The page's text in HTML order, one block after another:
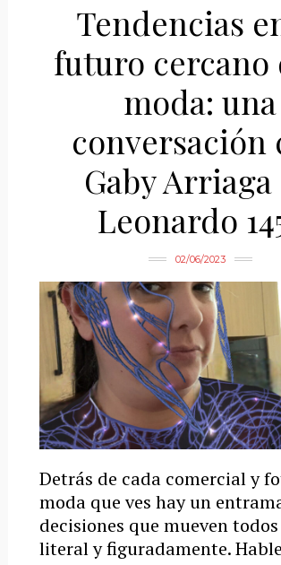
Tendencias
futuro cercano
moda: una
conversación
Gaby Arriaga
Leonardo
02/06/2023
Detrás de cada comercial y
moda que ves hay un
decisiones que mueven
literal y figuradamente.